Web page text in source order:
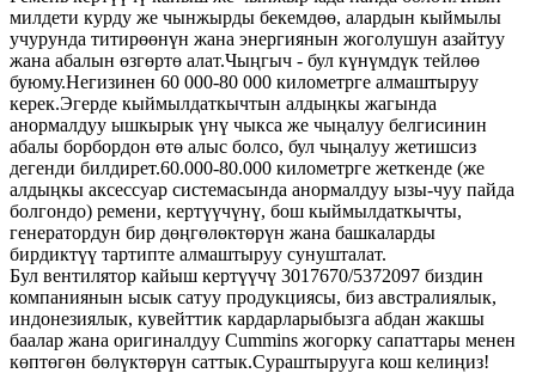
милдети курду же чынжырды бекемдөө, алардын кыймылы
учурунда титирөөнүн жана энергиянын жоголушун азайтуу
жана абалын өзгөртө алат.Чыңгыч - бул күнүмдүк тейлөө
буюму.Негизинен 60 000-80 000 километрге алмаштыруу
керек.Эгерде кыймылдаткычтын алдыңкы жагында
анормалдуу ышкырык үнү чыкса же чыңалуу белгисинин
абалы борбордон өтө алыс болсо, бул чыңалуу жетишсиз
дегенди билдирет.60.000-80.000 километрге жеткенде (же
алдыңкы аксессуар системасында анормалдуу ызы-чуу пайда
болгондо) ремени, кертүүчүнү, бош кыймылдаткычты,
генератордун бир дөңгөлөктөрүн жана башкаларды
бирдиктүү тартипте алмаштыруу сунушталат.
Бул вентилятор кайыш кертүүчү 3017670/5372097 биздин
компаниянын ысык сатуу продукциясы, биз австралиялык,
индонезиялык, кувейттик кардарларыбызга абдан жакшы
баалар жана оригиналдуу Cummins жогорку сапаттары менен
көптөгөн бөлүктөрүн саттык.Сураштырууга кош келиңиз!